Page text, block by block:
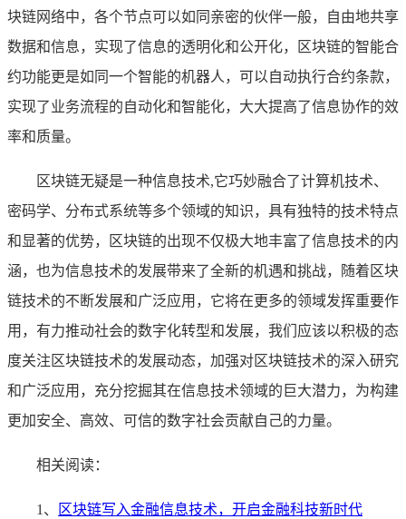
块链网络中，各个节点可以如同亲密的伙伴一般，自由地共享
数据和信息，实现了信息的透明化和公开化，区块链的智能合
约功能更是如同一个智能的机器人，可以自动执行合约条款，
实现了业务流程的自动化和智能化，大大提高了信息协作的效
率和质量。
区块链无疑是一种信息技术,它巧妙融合了计算机技术、
密码学、分布式系统等多个领域的知识，具有独特的技术特点
和显著的优势，区块链的出现不仅极大地丰富了信息技术的内
涵，也为信息技术的发展带来了全新的机遇和挑战，随着区块
链技术的不断发展和广泛应用，它将在更多的领域发挥重要作
用，有力推动社会的数字化转型和发展，我们应该以积极的态
度关注区块链技术的发展动态，加强对区块链技术的深入研究
和广泛应用，充分挖掘其在信息技术领域的巨大潜力，为构建
更加安全、高效、可信的数字社会贡献自己的力量。
相关阅读：
1、 区块链写入金融信息技术，开启金融科技新时代